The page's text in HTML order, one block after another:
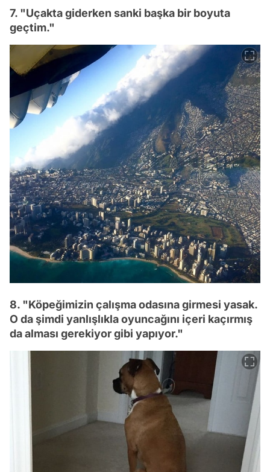
7. "Uçakta giderken sanki başka bir boyuta
geçtim."
8. "Köpeğimizin çalışma odasına girmesi yasak.
O da şimdi yanlışlıkla oyuncağını içeri kaçırmış
da alması gerekiyor gibi yapıyor."